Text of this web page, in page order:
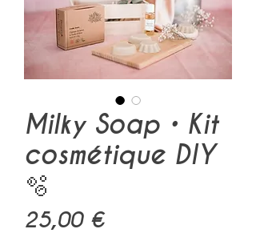
Milky Soap • Kit
cosmétique DIY
🫧
25,00 €Prix